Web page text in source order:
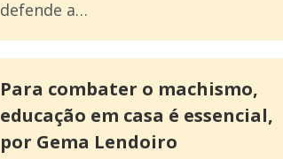
defende a…
Para combater o machismo,
educação em casa é essencial,
por Gema Lendoiro